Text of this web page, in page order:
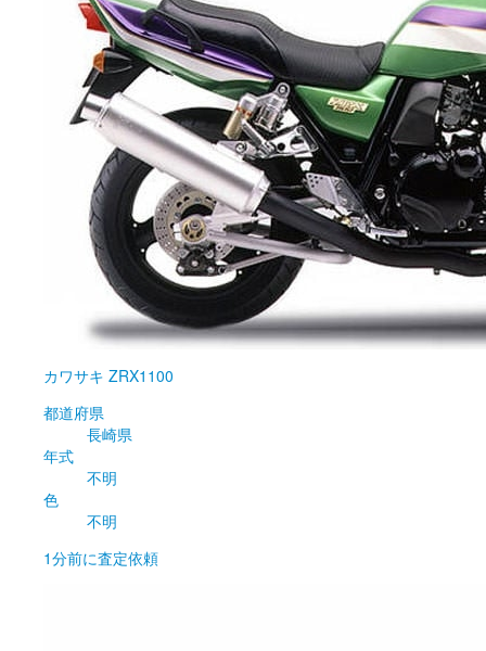
カワサキ ZRX1100
都道府県
長崎県
年式
不明
色
不明
1分前に査定依頼